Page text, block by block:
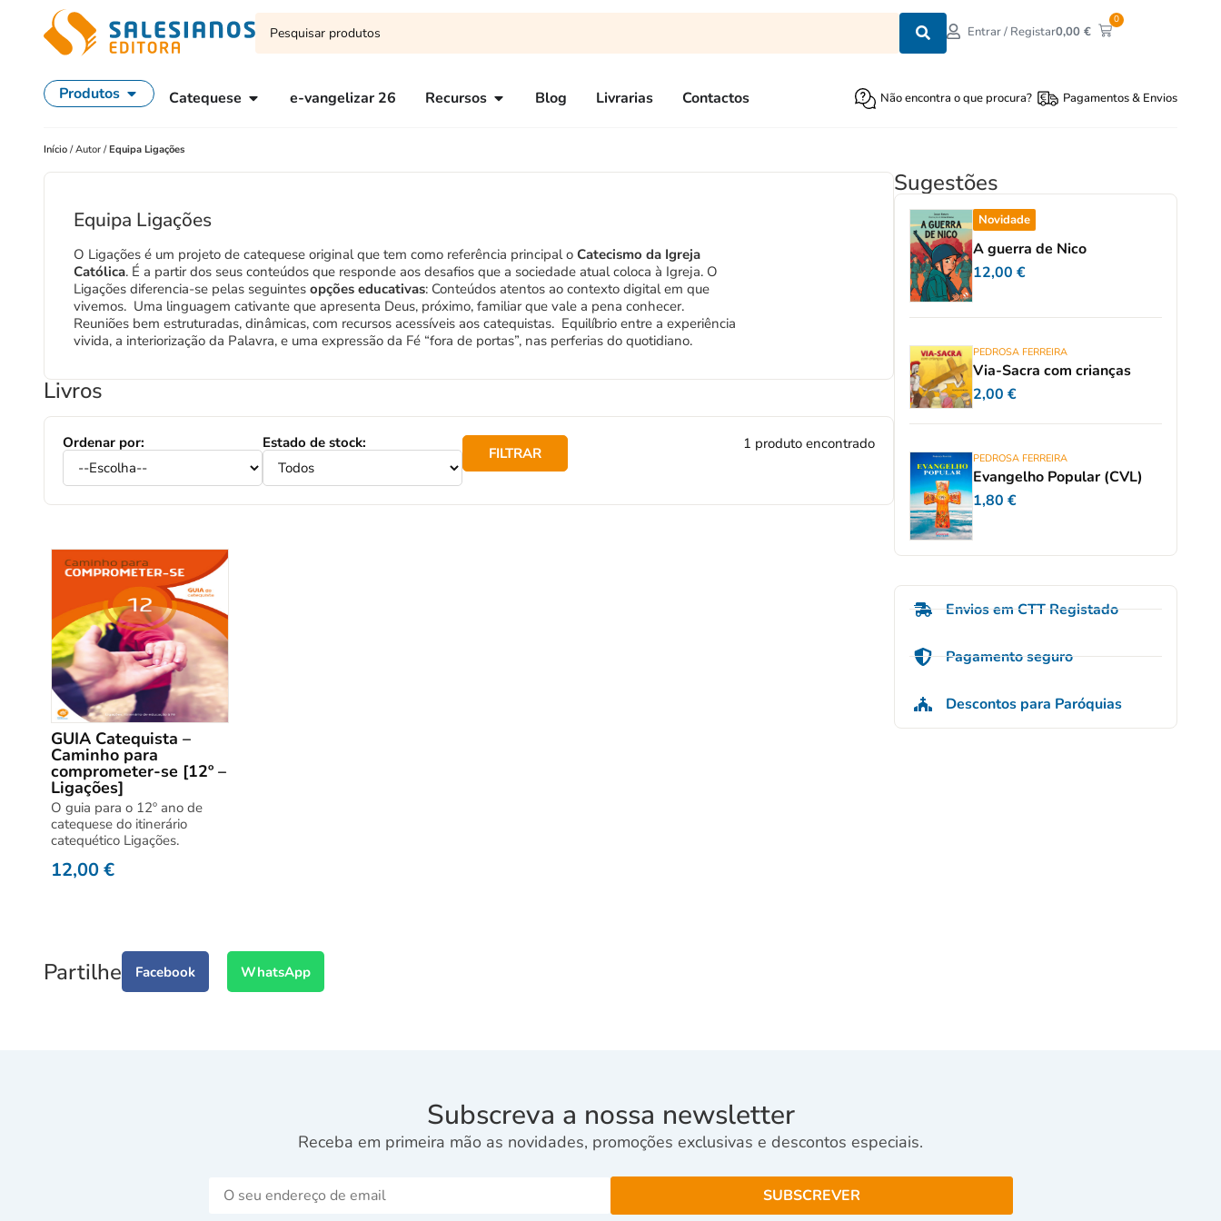
Entrar / Registar0,00€
0
Produtos Catequese e-vangelizar 26 Recursos Blog Livrarias Contactos Não encontra o que procura? Pagamentos & Envios
Início /Autor /Equipa Ligações
Equipa Ligações
O Ligações é um projeto de catequese original que tem como referência principal o Catecismo da Igreja
Católica. É a partir dos seus conteúdos que responde aos desafios que a sociedade atual coloca à Igreja. O
Ligações diferencia-se pelas seguintes opções educativas: Conteúdos atentos ao contexto digital em que
vivemos. Uma linguagem cativante que apresenta Deus, próximo, familiar que vale a pena conhecer.
Reuniões bem estruturadas, dinâmicas, com recursos acessíveis aos catequistas. Equilíbrio entre a experiência
vivida, a interiorização da Palavra, e uma expressão da Fé “fora de portas”, nas perferias do quotidiano.
Livros
Ordenar por: Estado de stock:
FILTRAR
1 produto encontrado
GUIA Catequista –
Caminho para
comprometer-se [12º –
Ligações]
O guia para o 12º ano de
catequese do itinerário
catequético Ligações.
12,00€
Sugestões
Novidade
A guerra de Nico
12,00 €
PEDROSA FERREIRA
Via-Sacra com crianças
2,00 €
PEDROSA FERREIRA
Evangelho Popular (CVL)
1,80 €
Envios em CTT Registado
Pagamento seguro
Descontos para Paróquias
Partilhe Facebook WhatsApp
Subscreva a nossa newsletter
Receba em primeira mão as novidades, promoções exclusivas e descontos especiais.